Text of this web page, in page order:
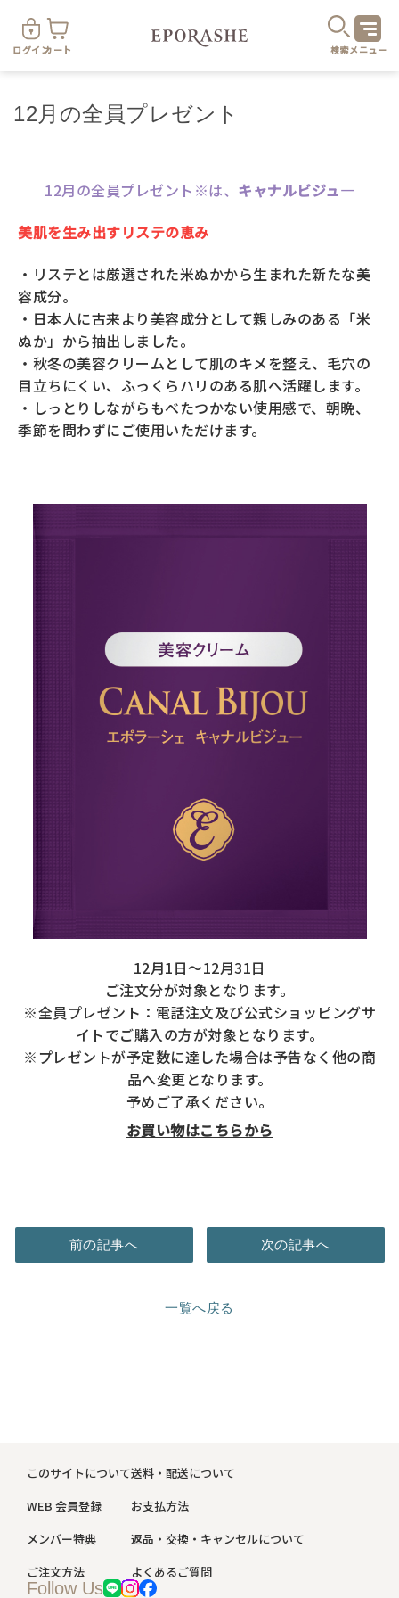
ログインカート 検索メニュー
カテゴ
お得なセット・キャンペーン
スキンケア
乾燥
毛穴
肌荒れ
全商品一覧
ご注文方法
お支払方法
送料・配送について
返品・交換・キャンセルについて
よくあるご質問
定期便サービスご利用ガイド
12月の全員プレゼント
12月の全員プレゼント※は、 キャナルビジュ―
美肌を生み出すリステの恵み
・リステとは厳選された米ぬかから生まれた新たな美
容成分。
・日本人に古来より美容成分として親しみのある「米
ぬか」から抽出しました。
・秋冬の美容クリームとして肌のキメを整え、毛穴の
目立ちにくい、ふっくらハリのある肌へ活躍します。
・しっとりしながらもべたつかない使用感で、朝晩、
季節を問わずにご使用いただけます。
12月1日～12月31日
ご注文分が対象となります。
※全員プレゼント：電話注文及び公式ショッピングサ
イトでご購入の方が対象となります。
※プレゼントが予定数に達した場合は予告なく他の商
品へ変更となります。
予めご了承ください。
お買い物はこちらから
前の記事へ
一覧へ戻る
次の記事へ
このサイトについて
WEB 会員登録
メンバー特典
ご注文方法
送料・配送について
お支払方法
返品・交換・キャンセルについて
よくあるご質問
Follow Us